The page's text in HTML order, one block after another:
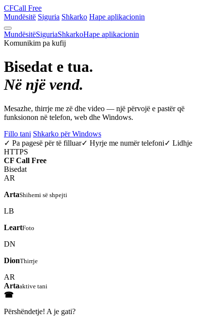
CFCall Free
Mundësitë Siguria Shkarko Hape aplikacionin
MundësitëSiguriaShkarkoHape aplikacionin
Komunikim pa kufij
Bisedat e tua.
Në një vend.
Mesazhe, thirrje me zë dhe video — një përvojë e pastër që
funksionon në telefon, web dhe Windows.
Fillo tani Shkarko për Windows
✓ Pa pagesë për të filluar✓ Hyrje me numër telefoni✓ Lidhje
HTTPS
CF Call Free
Bisedat
AR
ArtaShihemi së shpejti
LB
LeartFoto
DN
DionThirrje
AR
Artaaktive tani
☎
Përshëndetje! A je gati?